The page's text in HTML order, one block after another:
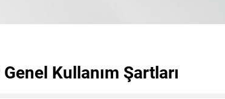
Kullanım Şartları